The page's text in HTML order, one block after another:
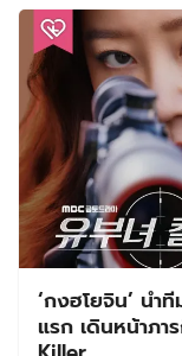
‘กงฮโยจิน’ นำ
แรก เดินหน้าภ